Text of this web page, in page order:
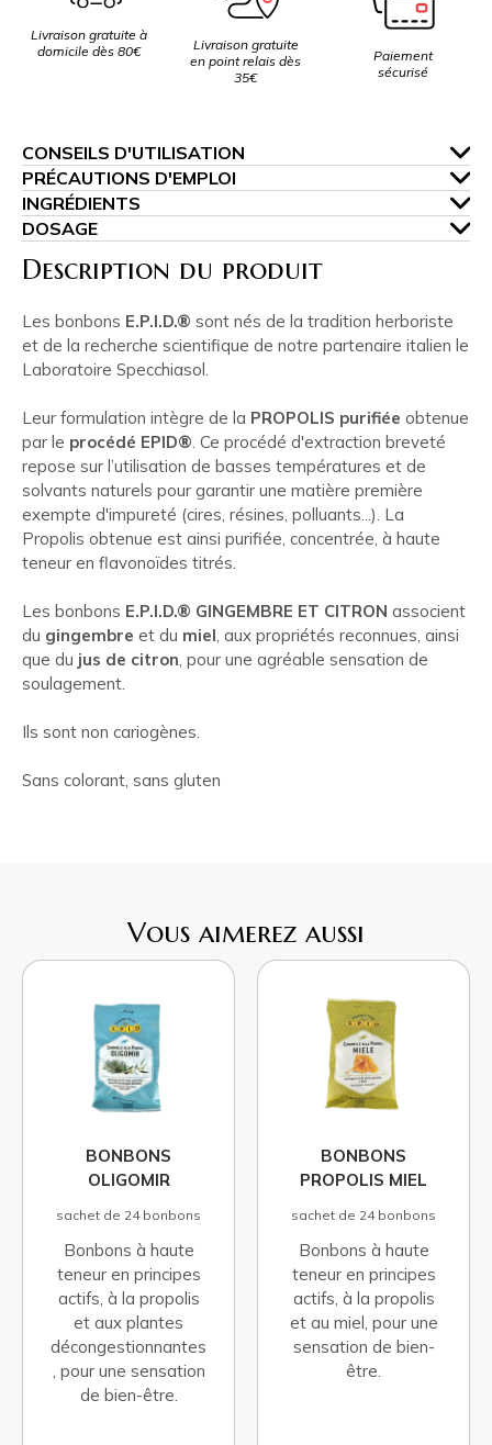
Livraison gratuite à
domicile dès 80€
Livraison gratuite
en point relais dès
35€
Paiement
sécurisé
CONSEILS D'UTILISATION
PRÉCAUTIONS D'EMPLOI
INGRÉDIENTS
DOSAGE
Description du produit
Les bonbons E.P.I.D.® sont nés de la tradition herboriste
et de la recherche scientifique de notre partenaire italien le
Laboratoire Specchiasol.
Leur formulation intègre de la PROPOLIS purifiée obtenue
par le procédé EPID®. Ce procédé d'extraction breveté
repose sur l’utilisation de basses températures et de
solvants naturels pour garantir une matière première
exempte d'impureté (cires, résines, polluants...). La
Propolis obtenue est ainsi purifiée, concentrée, à haute
teneur en flavonoïdes titrés.
Les bonbons E.P.I.D.® GINGEMBRE ET CITRON associent
du gingembre et du miel, aux propriétés reconnues, ainsi
que du jus de citron, pour une agréable sensation de
soulagement.
Ils sont non cariogènes.
Sans colorant, sans gluten
Vous aimerez aussi
BONBONS
OLIGOMIR
sachet de 24 bonbons
Bonbons à haute
teneur en principes
actifs, à la propolis
et aux plantes
décongestionnantes
, pour une sensation
de bien-être.
BONBONS
PROPOLIS MIEL
sachet de 24 bonbons
Bonbons à haute
teneur en principes
actifs, à la propolis
et au miel, pour une
sensation de bien-
être.